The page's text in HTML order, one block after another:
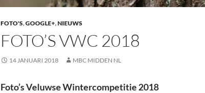
FOTO'S,GOOGLE+,NIEUWS
FOTO’S VWC 2018
14 JANUARI 2018 MBC MIDDEN NL
Foto’s Veluwse Wintercompetitie 2018